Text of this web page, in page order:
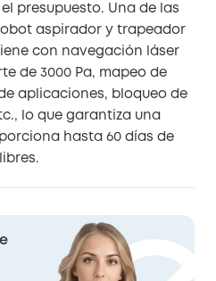
presupuesto. Una de las
aspirador y trapeador
con navegación láser
de 3000 Pa, mapeo de
aplicaciones, bloqueo de
lo que garantiza una
hasta 60 días de